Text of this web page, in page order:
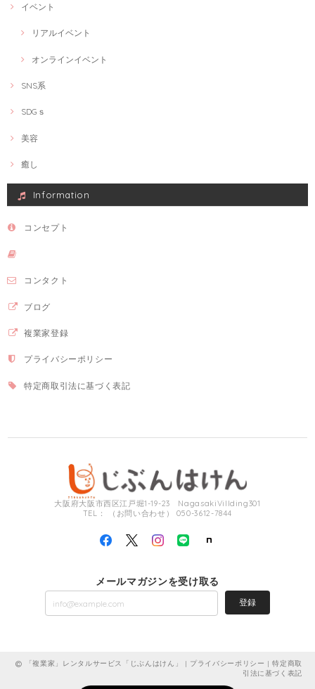
イベント
リアルイベント
オンラインイベント
SNS系
SDGｓ
美容
癒し
Information
コンセプト
コンタクト
ブログ
複業家登録
プライバシーポリシー
特定商取引法に基づく表記
大阪府大阪市西区江戸堀1-19-23 NagasakiVillding301
TEL： （お問い合わせ） 050-3612-7844
メールマガジンを受け取る
登録
「複業家」レンタルサービス「じぶんはけん」 | プライバシーポリシー |特定商取
引法に基づく表記